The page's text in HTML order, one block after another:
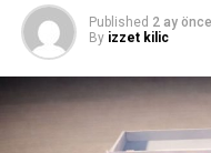
Published 2 ay önce
By izzet kilic